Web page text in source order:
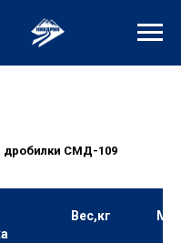
дробилки СМД-109
Вес,кг